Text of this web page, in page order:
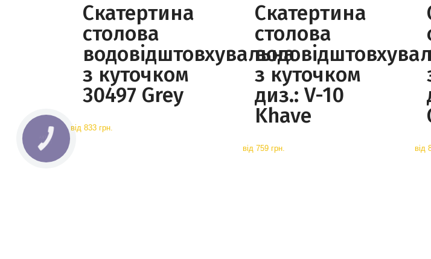
Скатертина
столова
водовідштовхувальна
з куточком
30497 Grey
від 833 грн.
Скатертина
столова
з куточком
диз.: V-10
Khave
від 759 грн. від
КНОПКА
СВЯЗИ